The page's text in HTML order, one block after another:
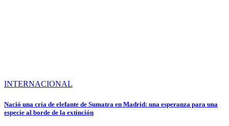
INTERNACIONAL
Nació una cría de elefante de Sumatra en Madrid: una esperanza para una
especie al borde de la extinción